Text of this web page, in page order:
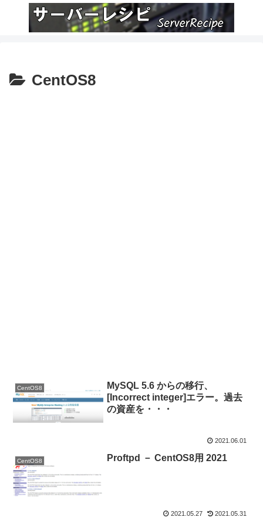
CentOS8
CentOS8
MySQL 5.6 からの移行、
[Incorrect integer]エラー。過去
の資産を・・・
2021.06.01
CentOS8 Proftpd － CentOS8用 2021
2021.05.27 2021.05.31